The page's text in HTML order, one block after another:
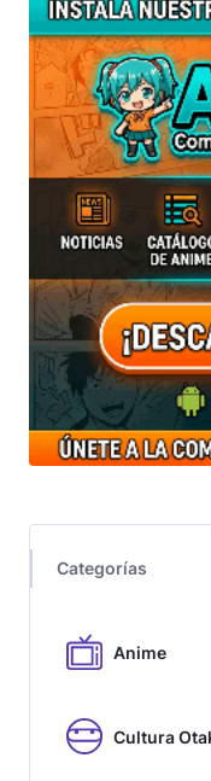
Categorías
Anime
Cultura